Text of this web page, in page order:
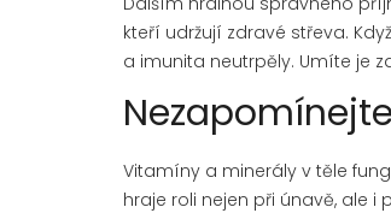
kteří udržují zdravé střeva.
a imunita neutrpěly. Umíte je
Vitamíny a minerály v těle
hraje roli nejen při únavě, ale